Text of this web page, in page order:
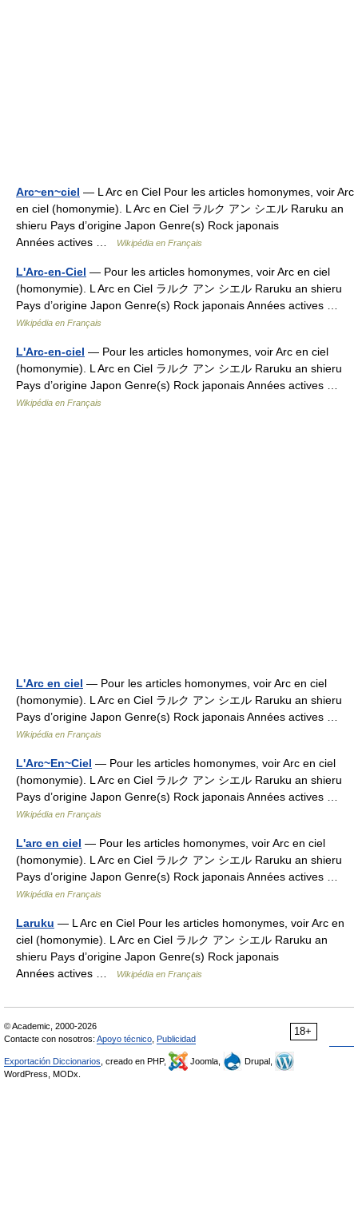
Arc~en~ciel — L Arc en Ciel Pour les articles homonymes, voir Arc
en ciel (homonymie). L Arc en Ciel ラルク アン シエル Raruku an
shieru Pays d’origine Japon Genre(s) Rock japonais
Années actives …
Wikipédia en Français
L'Arc-en-Ciel — Pour les articles homonymes, voir Arc en ciel
(homonymie). L Arc en Ciel ラルク アン シエル Raruku an shieru
Pays d’origine Japon Genre(s) Rock japonais Années actives …
Wikipédia en Français
L'Arc-en-ciel — Pour les articles homonymes, voir Arc en ciel
(homonymie). L Arc en Ciel ラルク アン シエル Raruku an shieru
Pays d’origine Japon Genre(s) Rock japonais Années actives …
Wikipédia en Français
L'Arc en ciel — Pour les articles homonymes, voir Arc en ciel
(homonymie). L Arc en Ciel ラルク アン シエル Raruku an shieru
Pays d’origine Japon Genre(s) Rock japonais Années actives …
Wikipédia en Français
L'Arc~En~Ciel — Pour les articles homonymes, voir Arc en ciel
(homonymie). L Arc en Ciel ラルク アン シエル Raruku an shieru
Pays d’origine Japon Genre(s) Rock japonais Années actives …
Wikipédia en Français
L'arc en ciel — Pour les articles homonymes, voir Arc en ciel
(homonymie). L Arc en Ciel ラルク アン シエル Raruku an shieru
Pays d’origine Japon Genre(s) Rock japonais Années actives …
Wikipédia en Français
Laruku — L Arc en Ciel Pour les articles homonymes, voir Arc en
ciel (homonymie). L Arc en Ciel ラルク アン シエル Raruku an
shieru Pays d’origine Japon Genre(s) Rock japonais
Années actives …
Wikipédia en Français
18+
© Academic, 2000-2026
Contacte con nosotros: Apoyo técnico Publicidad
Exportación Diccionarios , creado en PHP, Joomla,
Drupal,
WordPress, MODx.